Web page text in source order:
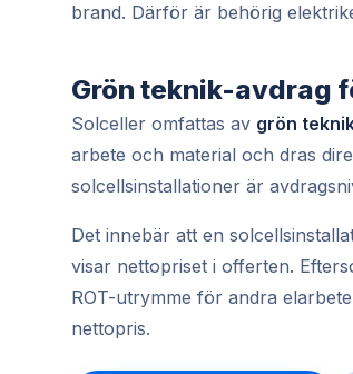
brand. Därför är behörig
Grön teknik-avdrag
Solceller omfattas av grön
arbete och material och dras
solcellsinstallationer är
Det innebär att en
visar nettopriset i offerten.
ROT-utrymme för andra
nettopris.